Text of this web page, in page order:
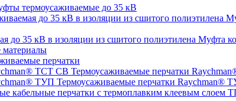
термоусаживаемые до 35 кВ
Муфта
материалы
перчатки
Термоусаживаемые перчатки
Термоусаживаемые перчатки Raychman®